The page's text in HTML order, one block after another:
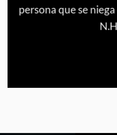
persona que se